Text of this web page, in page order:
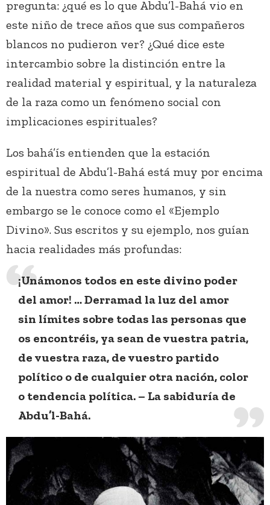
pregunta: ¿qué es lo que Abdu’l-Bahá vio en
este niño de trece años que sus compañeros
blancos no pudieron ver? ¿Qué dice este
intercambio sobre la distinción entre la
realidad material y espiritual, y la naturaleza
de la raza como un fenómeno social con
implicaciones espirituales?
Los bahá’ís entienden que la estación
espiritual de Abdu’l-Bahá está muy por encima
de la nuestra como seres humanos, y sin
embargo se le conoce como el «Ejemplo
Divino». Sus escritos y su ejemplo, nos guían
hacia realidades más profundas:
¡Unámonos todos en este divino poder
del amor! … Derramad la luz del amor
sin límites sobre todas las personas que
os encontréis, ya sean de vuestra patria,
de vuestra raza, de vuestro partido
político o de cualquier otra nación, color
o tendencia política. – La sabiduría de
Abdu’l-Bahá.